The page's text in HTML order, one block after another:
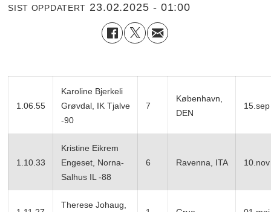
SIST OPPDATERT 23.02.2025 - 01:00
1.06.55
Karoline Bjerkeli
Grøvdal, IK Tjalve
-90
7
København,
DEN
15.sep
1.10.33
Kristine Eikrem
Engeset, Norna-
Salhus IL -88
6 Ravenna, ITA 10.nov
Therese Johaug,